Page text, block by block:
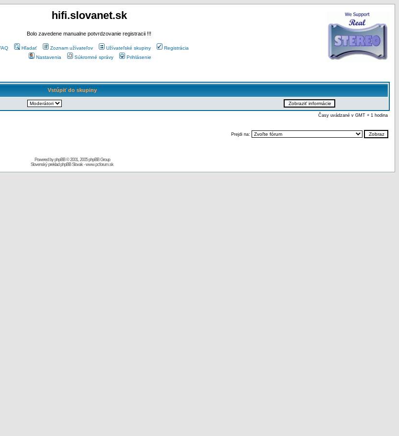
hifi.slovanet.sk
Bolo zavedene manualne potvrdzovanie registracii !!!
Hľadať Zoznam užívateľov Užívateľské skupiny
Registrácia
Nastavenia
Súkromné správy Prihlásenie
Vstúpiť do skupiny
Časy uvádzané v GMT + 1 hodina
Prejdi na:
Powered byphpBB© 2001, 2005 phpBB Group
Slovenský preklad phpBB Slovak-www.pcforum.sk